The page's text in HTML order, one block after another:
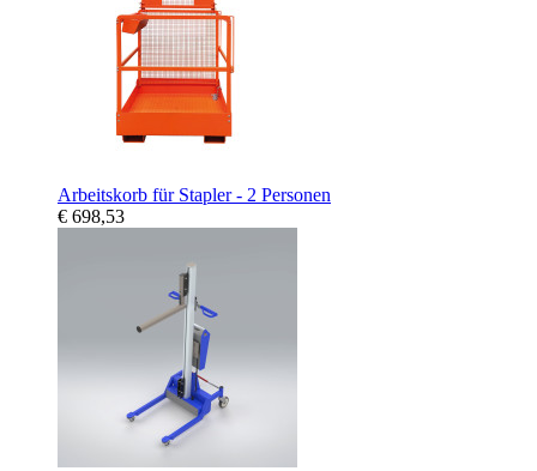
Arbeitskorb für Stapler - 2 Personen
€ 698,53